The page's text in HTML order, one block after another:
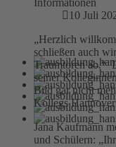
Informationen
10 Juli
„Herzlich
schließen auch
Traumtoren ab.“
seiner
Bild gar nicht
Kollegs
Jana Kaufmann
und Schülern: